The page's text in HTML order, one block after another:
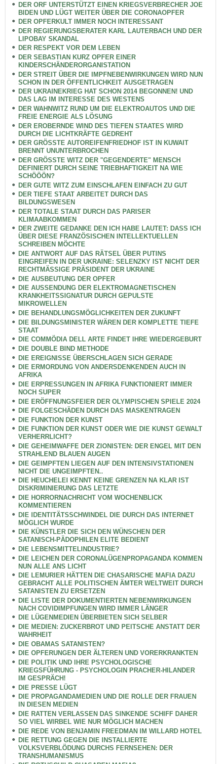
DER ORF UNTERSTÜTZT EINEN KRIEGSVERBRECHER JOE
BIDEN UND LÜGT WEITER ÜBER DIE CORONAOPFER
DER OPFERKULT IMMER NOCH INTERESSANT
DER REGIERUNGSBERATER KARL LAUTERBACH UND DER
LIPOBAY SKANDAL
DER RESPEKT VOR DEM LEBEN
DER SEBASTIAN KURZ OPFER EINER
KINDERSCHÄNDERORGANISTATION
DER STREIT ÜBER DIE IMPFNEBENWIRKUNGEN WIRD NUN
SCHON IN DER ÖFFENTLICHKEIT AUSGETRAGEN
DER UKRAINEKRIEG HAT SCHON 2014 BEGONNEN! UND
DAS LAG IM INTERESSE DES WESTENS
DER WAHNWITZ RUND UM DIE ELEKTROAUTOS UND DIE
FREIE ENERGIE ALS LÖSUNG
DER EROBERNDE WIND DES TIEFEN STAATES WIRD
DURCH DIE LICHTKRÄFTE GEDREHT
DER GRÖSSTE AUTOREIFENFRIEDHOF IST IN KUWAIT
BRENNT UNUNTERBROCHEN
DER GRÖSSTE WITZ DER "GEGENDERTE" MENSCH
DEFINIERT DURCH SEINE TRIEBHAFTIGKEIT NA WIE
SCHÖÖÖN?
DER GUTE WITZ ZUM EINSCHLAFEN EINFACH ZU GUT
DER TIEFE STAAT ARBEITET DURCH DAS
BILDUNGSWESEN
DER TOTALE STAAT DURCH DAS PARISER
KLIMAABKOMMEN
DER ZWEITE GEDANKE DEN ICH HABE LAUTET: DASS ICH
ÜBER DIESE FRANZÖSISCHEN INTELLEKTUELLEN
SCHREIBEN MÖCHTE
DIE ANTWORT AUF DAS RÄTSEL ÜBER PUTINS
EINGREIFEN IN DER UKRAINE: SELENZKY IST NICHT DER
RECHTMÄSSIGE PRÄSIDENT DER UKRAINE
DIE AUSBEUTUNG DER OPFER
DIE AUSSENDUNG DER ELEKTROMAGNETISCHEN
KRANKHEITSSIGNATUR DURCH GEPULSTE
MIKROWELLEN
DIE BEHANDLUNGSMÖGLICHKEITEN DER ZUKUNFT
DIE BILDUNGSMINISTER WÄREN DER KOMPLETTE TIEFE
STAAT
DIE COMMÖDIA DELL ARTE FINDET IHRE WIEDERGEBURT
DIE DOUBLE BIND METHODE
DIE EREIGNISSE ÜBERSCHLAGEN SICH GERADE
DIE ERMORDUNG VON ANDERSDENKENDEN AUCH IN
AFRIKA
DIE ERPRESSUNGEN IN AFRIKA FUNKTIONIERT IMMER
NOCH SUPER
DIE ERÖFFNUNGSFEIER DER OLYMPISCHEN SPIELE 2024
DIE FOLGESCHÄDEN DURCH DAS MASKENTRAGEN
DIE FUNKTION DER KUNST
DIE FUNKTION DER KUNST ODER WIE DIE KUNST GEWALT
VERHERRLICHT?
DIE GEHEIMWAFFE DER ZIONISTEN: DER ENGEL MIT DEN
STRAHLEND BLAUEN AUGEN
DIE GEIMPFTEN LIEGEN AUF DEN INTENSIVSTATIONEN
NICHT DIE UNGEIMPFTEN..
DIE HEUCHELEI KENNT KEINE GRENZEN NA KLAR IST
DISKRIMINIERUNG DAS LETZTE
DIE HORRORNACHRICHT VOM WOCHENBLICK
KOMMENTIEREN
DIE IDENTITÄTSSCHWINDEL DIE DURCH DAS INTERNET
MÖGLICH WURDE
DIE KÜNSTLER DIE SICH DEN WÜNSCHEN DER
SATANISCH-PÄDOPHILEN ELITE BEDIENT
DIE LEBENSMITTELINDUSTRIE?
DIE LEICHEN DER CORONALÜGENPROPAGANDA KOMMEN
NUN ALLE ANS LICHT
DIE LEMURIER HÄTTEN DIE CHASARISCHE MAFIA DAZU
GEBRACHT ALLE POLITISCHEN ÄMTER WELTWEIT DURCH
SATANISTEN ZU ERSETZEN
DIE LISTE DER DOKUMENTIERTEN NEBENWIRKUNGEN
NACH COVIDIMPFUNGEN WIRD IMMER LÄNGER
DIE LÜGENMEDIEN ÜBERBIETEN SICH SELBER
DIE MEDIEN: ZUCKERBROT UND PEITSCHE ANSTATT DER
WAHRHEIT
DIE OBAMAS SATANISTEN?
DIE OPFERUNGEN DER ÄLTEREN UND VORERKRANKTEN
DIE POLITIK UND IHRE PSYCHOLOGISCHE
KRIEGSFÜHRUNG - PSYCHOLOGIN PRACHER-HILANDER
IM GESPRÄCH!
DIE PRESSE LÜGT
DIE PROPAGANDAMEDIEN UND DIE ROLLE DER FRAUEN
IN DIESEN MEDIEN
DIE RATTEN VERLASSEN DAS SINKENDE SCHIFF DAHER
SO VIEL WIRBEL WIE NUR MÖGLICH MACHEN
DIE REDE VON BENJAMIN FREEDMAN IM WILLARD HOTEL
DIE RETTUNG GEGEN DIE INSTALLIERTE
VOLKSVERBLÖDUNG DURCHS FERNSEHEN: DER
TRANSHUMANISMUS